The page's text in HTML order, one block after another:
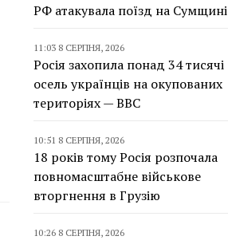
РФ атакувала поїзд на Сумщині
11:03 8 СЕРПНЯ, 2026
Росія захопила понад 34 тисячі
осель українців на окупованих
територіях — BBC
10:51 8 СЕРПНЯ, 2026
18 років тому Росія розпочала
повномасштабне військове
вторгнення в Грузію
10:26 8 СЕРПНЯ, 2026